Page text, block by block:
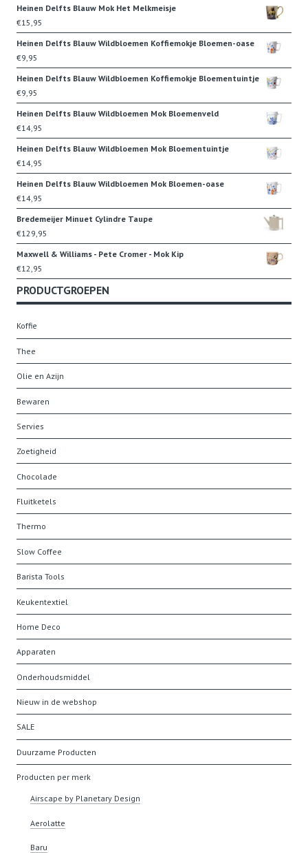
Heinen Delfts Blauw Mok Het Melkmeisje
€15,95
Heinen Delfts Blauw Wildbloemen Koffiemokje Bloemen-oase
€9,95
Heinen Delfts Blauw Wildbloemen Koffiemokje Bloementuintje
€9,95
Heinen Delfts Blauw Wildbloemen Mok Bloemenveld
€14,95
Heinen Delfts Blauw Wildbloemen Mok Bloementuintje
€14,95
Heinen Delfts Blauw Wildbloemen Mok Bloemen-oase
€14,95
Bredemeijer Minuet Cylindre Taupe
€129,95
Maxwell & Williams - Pete Cromer - Mok Kip
€12,95
PRODUCTGROEPEN
Koffie
Thee
Olie en Azijn
Bewaren
Servies
Zoetigheid
Chocolade
Fluitketels
Thermo
Slow Coffee
Barista Tools
Keukentextiel
Home Deco
Apparaten
Onderhoudsmiddel
Nieuw in de webshop
SALE
Duurzame Producten
Producten per merk
Airscape by Planetary Design
Aerolatte
Baru